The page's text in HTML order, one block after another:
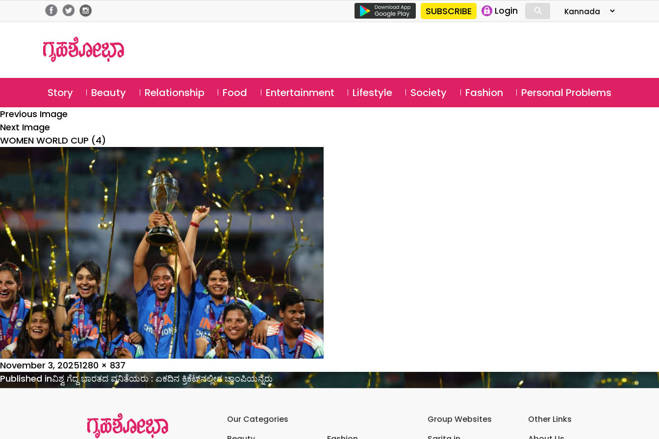
SUBSCRIBE Login ⚲
Story Beauty Relationship Food Entertainment Lifestyle Society Fashion Personal Problems
Previous Image
Next Image
WOMEN WORLD CUP (4)
Posted
on
November 3, 2025Full
size
1280 × 837
Post
navigation
Published inವಿಶ್ವ ಗೆದ್ದ ಭಾರತದ ವನಿತೆಯರು : ಏಕದಿನ ಕ್ರಿಕೆಟ್​ನಲ್ಲೀಗ ಚಾಂಪಿಯನ್ನರು
Our Categories
Group Websites
Other Links